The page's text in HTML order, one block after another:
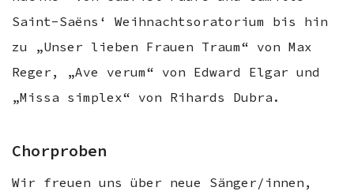
Saint-Saëns‘ Weihnachtsoratorium bis hin
zu „Unser lieben Frauen Traum“ von Max
Reger, „Ave verum“ von Edward Elgar und
„Missa simplex“ von Rihards Dubra.
Chorproben
Wir freuen uns über neue Sänger/innen,